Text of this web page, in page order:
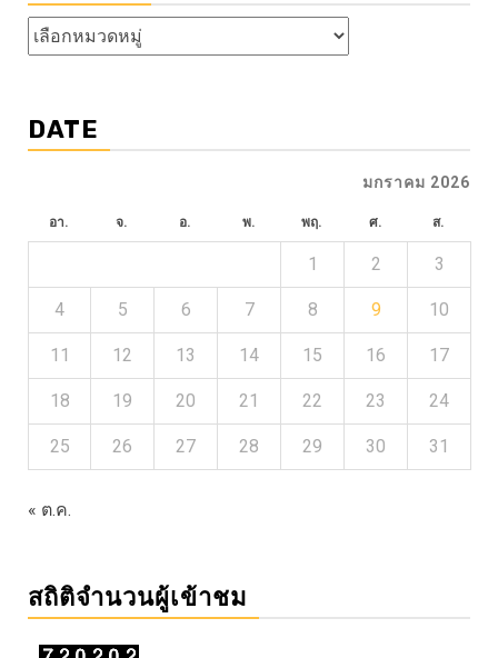
หัวข้อ
ข่าว
DATE
มกราคม 2026
อา. จ. อ. พ. พฤ. ศ. ส.
1 2 3
4 5 6 7 8 9 10
11 12 13 14 15 16 17
18 19 20 21 22 23 24
25 26 27 28 29 30 31
« ต.ค.
สถิติจำนวนผู้เข้าชม